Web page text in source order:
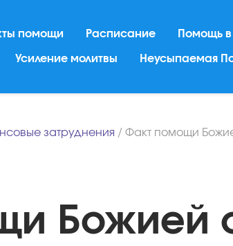
помощи Расписание Помощь
Усиление молитвы Неусыпаемая
затруднения / Факт помощи
Божией